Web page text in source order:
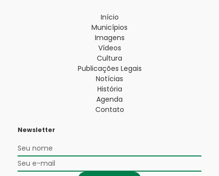
Início
Municípios
Imagens
Vídeos
Cultura
Publicações Legais
Notícias
História
Agenda
Contato
Newsletter